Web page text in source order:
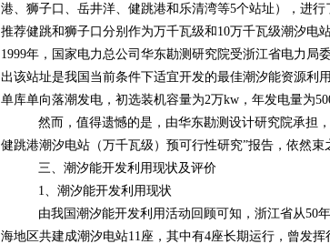
港、狮子口、岳井洋、健跳港和乐清湾等5个站址），进
推荐健跳和狮子口分别作为万千瓦级和10万千瓦级潮汐电
1999年，国家电力总公司华东勘测研究院受浙江省电力局
出该站址是我国当前条件下适宜开发的最佳潮汐能资源利
单库单向落潮发电，初选装机容量为2万kw，年发电量为
然而，值得遗憾的是，由华东勘测设计研究院承担
健跳港潮汐电站（万千瓦级）预可行性研究”报告，依然束
三、潮汐能开发利用现状及评价
1、潮汐能开发利用现状
由我国潮汐能开发利用活动回顾可知，浙江省从50
海地区共建成潮汐电站11座，其中有4座长期运行，曾发挥